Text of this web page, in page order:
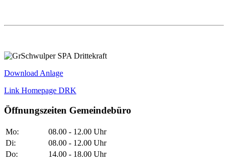
Download Anlage
Link Homepage DRK
Öffnungszeiten Gemeindebüro
Mo:
08.00 - 12.00 Uhr
Di:
08.00 - 12.00 Uhr
Do:
14.00 - 18.00 Uhr